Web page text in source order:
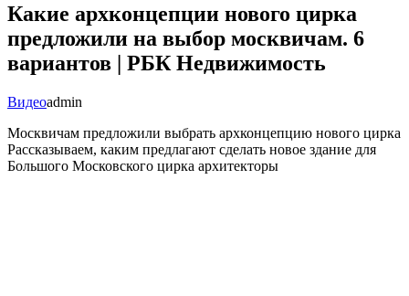
Какие архконцепции нового цирка
предложили на выбор москвичам. 6
вариантов | РБК Недвижимость
Видеоadmin
Москвичам предложили выбрать архконцепцию нового цирка
Рассказываем, каким предлагают сделать новое здание для
Большого Московского цирка архитекторы